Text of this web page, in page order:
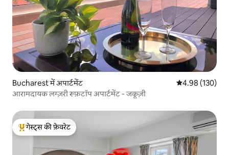
Bucharest में अपार्टमेंट औसत रेटिंग 5 में से
4.98 (130)
आरामदायक लग्ज़री रूफ़टॉप अपार्टमेंट - जकूज़ी
गेस्ट्स का टॉप फ़ेवरेट
गेस्ट्स की फ़ेवरेट